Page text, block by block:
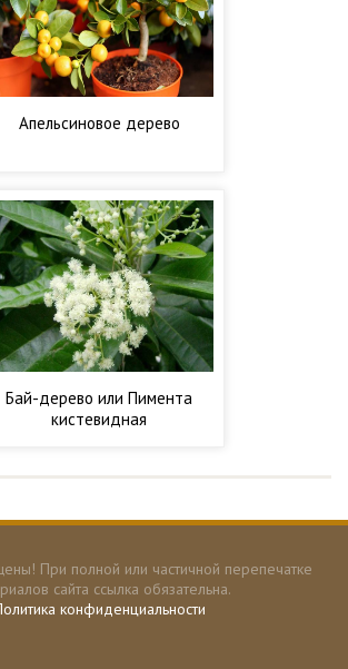
Апельсиновое дерево
Бай-дерево или Пимента
кистевидная
При полной или частичной перепечатке
сайта ссылка обязательна.
конфиденциальности